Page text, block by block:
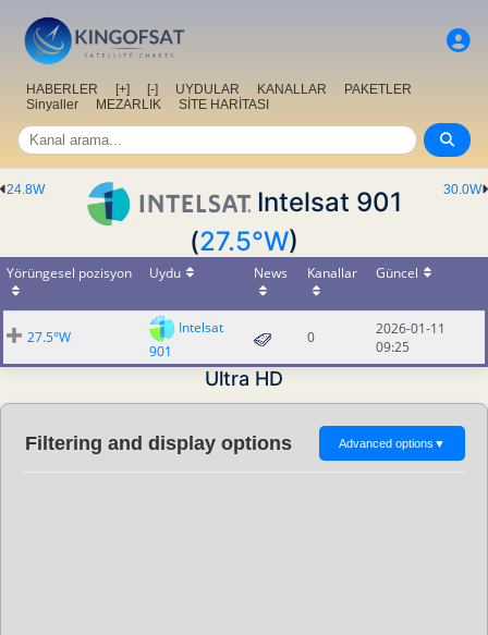
HABERLER [+] [-] UYDULAR KANALLAR
PAKETLER
Sinyaller
MEZARLIK SİTE HARİTASI
30.0W
24.8W
Intelsat 901
(27.5°W)
Yörüngesel pozisyon Uydu News Kanallar Güncel
27.5°W
Intelsat
901
0
2026-01-11
09:25
Ultra HD
Filtering and display options Advanced options ▼